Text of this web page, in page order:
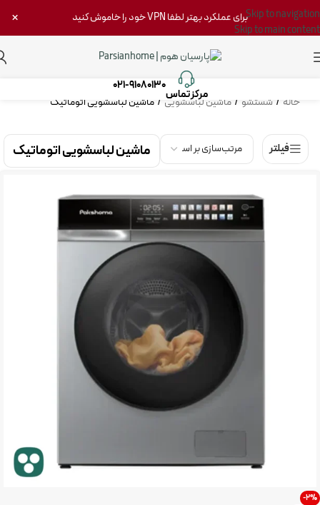
برای عملکرد بهتر لطفا VPN خود را خاموش کنید ×
Skip to navigation
Skip to main content
مرکز تماس‌
021-91080130
خانه / شستشو / ماشین لباسشویی / ماشین لباسشویی اتوماتیک
فیلتر ماشین لباسشویی اتوماتیک
-2%